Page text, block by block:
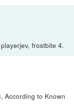
frostbite 4.
According to Known